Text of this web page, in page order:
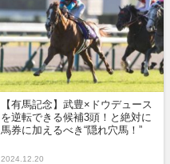
【有馬記念】武豊×ドウデュース
を逆転できる候補3頭！と絶対に
馬券に加えるべき“隠れ穴馬！”
2024.12.20